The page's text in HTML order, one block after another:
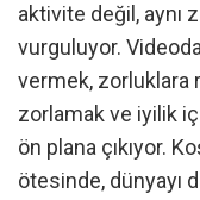
aktivite değil, aynı
vurguluyor.
vermek, zorluklara
zorlamak ve iyilik
ön plana çıkıyor.
ötesinde, dünyayı